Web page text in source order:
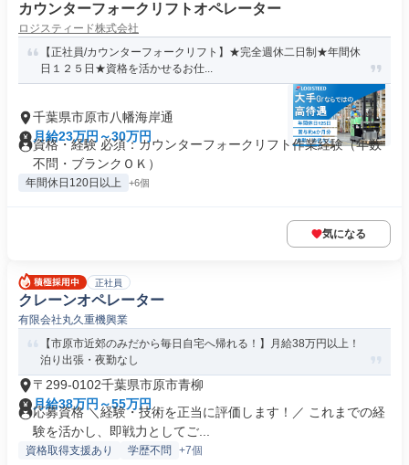
カウンターフォークリフトオペレーター
ロジスティード株式会社
【正社員/カウンターフォークリフト】★完全週休二日制★年間休
日１２５日★資格を活かせるお仕...
千葉県市原市八幡海岸通
月給23万円～30万円
資格・経験 必須：カウンターフォークリフト作業経験（年数
不問・ブランクＯＫ）
年間休日120日以上 +6個
気になる
正社員
クレーンオペレーター
有限会社丸久重機興業
【市原市近郊のみだから毎日自宅へ帰れる！】月給38万円以上！
泊り出張・夜勤なし
〒299-0102千葉県市原市青柳
月給38万円～55万円
応募資格 ＼経験・技術を正当に評価します！／ これまでの経
験を活かし、即戦力としてご...
資格取得支援あり 学歴不問 +7個